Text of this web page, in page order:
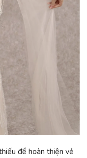
để hoàn thiện vẻ